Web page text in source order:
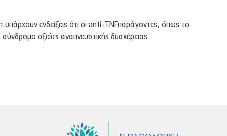
ενδείξεις ότι οι anti-TNFπαράγοντες, όπως το
οξείας αναπνευστικής δυσχέρειας